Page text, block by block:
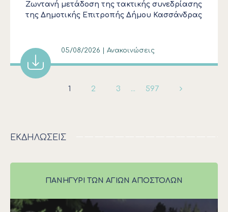
Ζωντανή μετάδοση της τακτικής συνεδρίασης
της Δημοτικής Επιτροπής Δήμου Κασσάνδρας
05/08/2026 | Ανακοινώσεις
1 2 3 ... 597
ΕΚΔΗΛΩΣΕΙΣ
ΠΑΝΗΓΎΡΙ ΤΩΝ ΑΓΊΩΝ ΑΠΟΣΤΌΛΩΝ